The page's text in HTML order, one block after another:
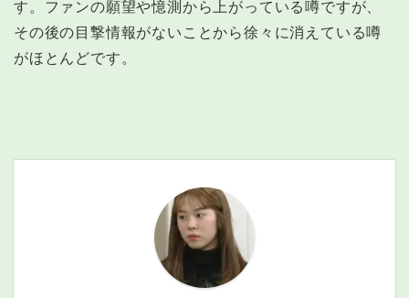
す。ファンの願望や憶測から上がっている噂ですが、
その後の目撃情報がないことから徐々に消えている噂
がほとんどです。